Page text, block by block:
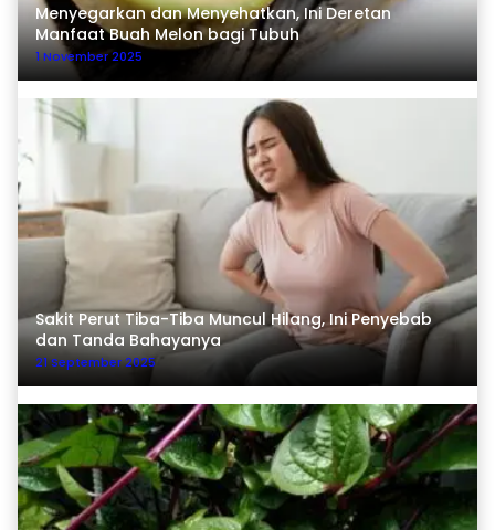
Menyegarkan dan Menyehatkan, Ini Deretan
Manfaat Buah Melon bagi Tubuh
1 November 2025
Sakit Perut Tiba-Tiba Muncul Hilang, Ini Penyebab
dan Tanda Bahayanya
21 September 2025